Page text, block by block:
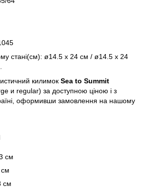
стані(см): ø14.5 x 24 см / ø14.5 x 24
килимок Sea to Summit
и regular) за доступною ціною і з
оформивши замовлення на нашому
см
см